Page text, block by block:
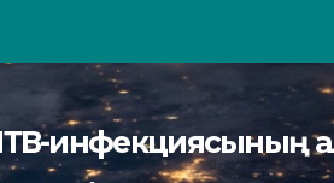
инфекциясының